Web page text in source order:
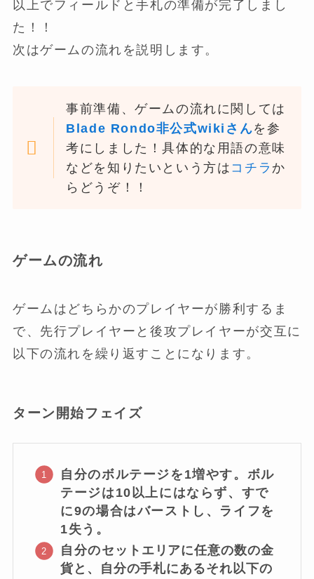
以上でフィールドと手札の準備が完了しまし
た！！
次はゲームの流れを説明します。
事前準備、ゲームの流れに関しては
Blade Rondo非公式wikiさんを参
考にしました！具体的な用語の意味
などを知りたいという方は コチラ か
らどうぞ！！
ゲームの流れ
ゲームはどちらかのプレイヤーが勝利するま
で、先行プレイヤーと後攻プレイヤーが交互に
以下の流れを繰り返すことになります。
ターン開始フェイズ
自分のボルテージを1増やす。ボル
テージは10以上にはならず、すで
に9の場合はバーストし、ライフを
1失う。
自分のセットエリアに任意の数の金
貨と、自分の手札にあるそれ以下の